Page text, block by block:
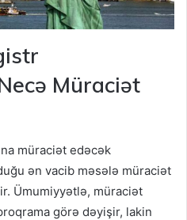
Müraciət
müraciət edəcək
ən vacib məsələ müraciət
Ümumiyyətlə, müraciət
görə dəyişir, lakin